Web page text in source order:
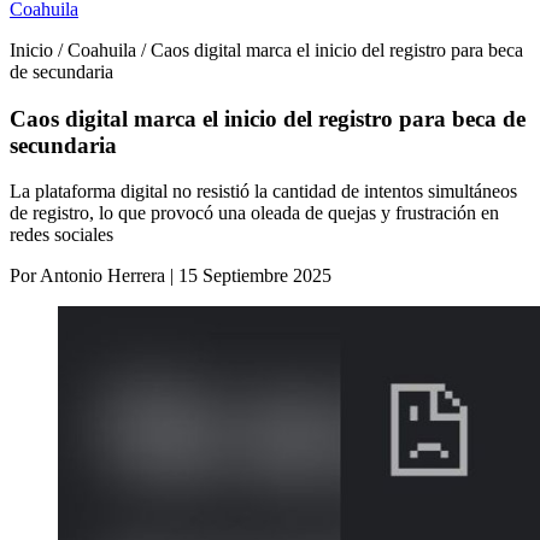
Coahuila
Inicio / Coahuila / Caos digital marca el inicio del registro para beca
de secundaria
Caos digital marca el inicio del registro para beca de
secundaria
La plataforma digital no resistió la cantidad de intentos simultáneos
de registro, lo que provocó una oleada de quejas y frustración en
redes sociales
Por Antonio Herrera | 15 Septiembre 2025